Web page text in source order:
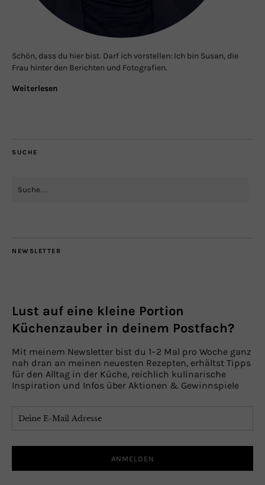
Schön, dass du hier bist. Darf ich vorstellen: Ich bin Susan, die
Frau hinter den Berichten und Fotografien.
Weiterlesen
SUCHE
NEWSLETTER
Lust auf eine kleine Portion
Küchenzauber in deinem Postfach?
Mit meinem Newsletter bist du 1–2 Mal pro Woche ganz
nah dran an meinen neuesten Rezepten, erhältst Tipps
für den Alltag in der Küche, reichlich kulinarische
Inspiration und Infos über Aktionen & Gewinnspiele